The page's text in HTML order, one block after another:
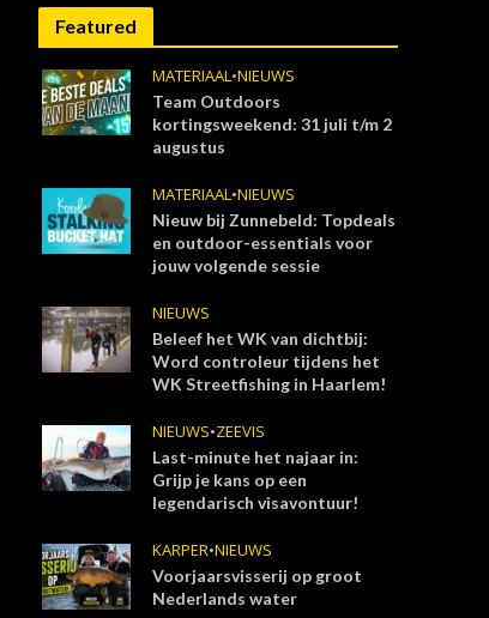
Featured
MATERIAAL•NIEUWS
Team Outdoors
kortingsweekend: 31 juli t/m 2
augustus
MATERIAAL•NIEUWS
Nieuw bij Zunnebeld: Topdeals
en outdoor-essentials voor
jouw volgende sessie
NIEUWS
Beleef het WK van dichtbij:
Word controleur tijdens het
WK Streetfishing in Haarlem!
NIEUWS•ZEEVIS
Last-minute het najaar in:
Grijp je kans op een
legendarisch visavontuur!
KARPER•NIEUWS
Voorjaarsvisserij op groot
Nederlands water